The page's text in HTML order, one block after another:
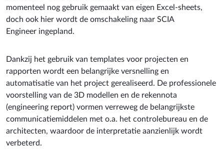
momenteel nog gebruik gemaakt van eigen Excel-sheets,
doch ook hier wordt de omschakeling naar SCIA
Engineer ingepland.
Dankzij het gebruik van templates voor projecten en
rapporten wordt een belangrijke versnelling en
automatisatie van het project gerealiseerd. De professionele
voorstelling van de 3D modellen en de rekennota
(engineering report) vormen verreweg de belangrijkste
communicatiemiddelen met o.a. het controlebureau en de
architecten, waardoor de interpretatie aanzienlijk wordt
verbeterd.